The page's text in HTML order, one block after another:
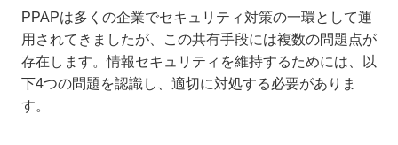
PPAPは多くの企業でセキュリティ対策の一環として運
用されてきましたが、この共有手段には複数の問題点が
存在します。情報セキュリティを維持するためには、以
下4つの問題を認識し、適切に対処する必要がありま
す。